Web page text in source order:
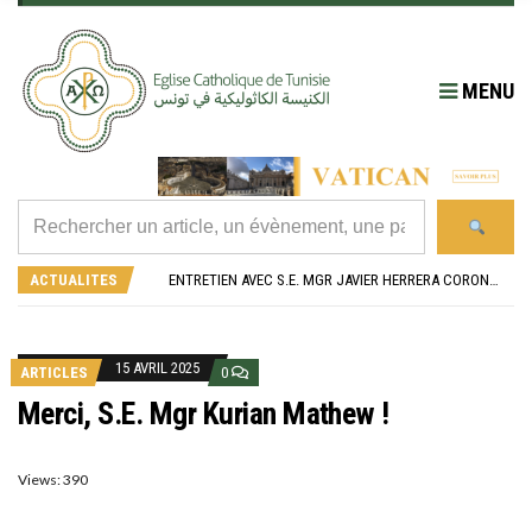
MENU
ACTUALITES
RETOUR SUR LA JOURNÉE DIOCÉSAINE 2026 EN TUNISIE
ARTICLES
15 AVRIL 2025 0
Merci, S.E. Mgr Kurian Mathew !
Views: 390